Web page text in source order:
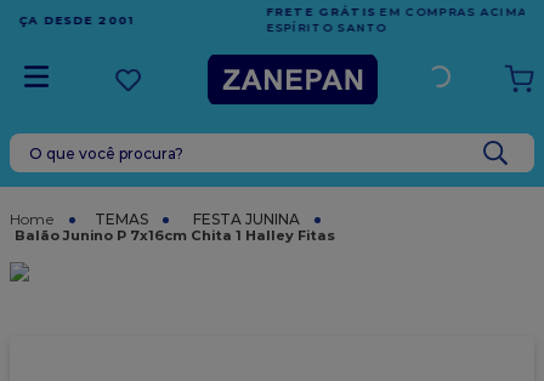
EM COMPRAS ACIMA DE R$1.000,00 PARA O
ESPÍRITO SANTO
O que você procura?
TEMAS FESTA JUNINA
Balão Junino P 7x16cm Chita 1 Halley Fitas
TERMOS MAIS BUSCADOS
vela